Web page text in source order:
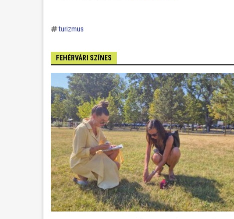
turizmus
FEHÉRVÁRI SZÍNES